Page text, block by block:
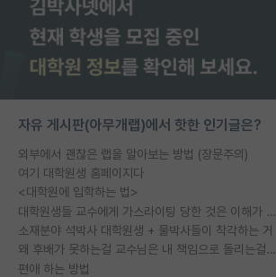
자유 게시판(아무개랩)에서 핫한 인기글은?
외부에서 괜찮은 랩을 알아보는 방법 (장문주의)
여기 대학원생 홈페이지다
<대학원에 입학하는 법>
대학원생들 교수에게 가스라이팅 당한 것은 이해가 갑니다. 안타깝네요.
소재분야 석박사 대학원생 + 물박사들이 착각하는 거
왜 후배가 못하는걸 교수님은 내 책임으로 돌리는걸까요?
편애 하는 방법